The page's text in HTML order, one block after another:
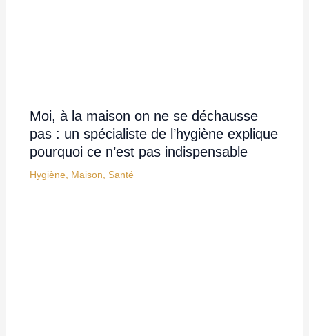
Moi, à la maison on ne se déchausse
pas : un spécialiste de l’hygiène explique
pourquoi ce n’est pas indispensable
Hygiène Maison Santé